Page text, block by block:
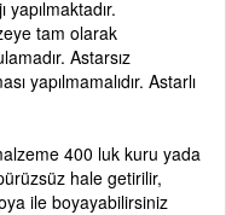
tam olarak
Astarsız
yapılmamalıdır. Astarlı
400 luk kuru yada
hale getirilir,
ile boyayabilirsiniz